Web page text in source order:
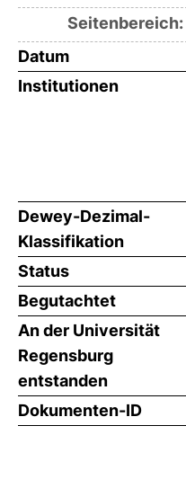
Seitenbereich:
Datum
Institutionen
Dewey-Dezimal-
Klassifikation
Status
Begutachtet
An der Universität
Regensburg
entstanden
Dokumenten-ID